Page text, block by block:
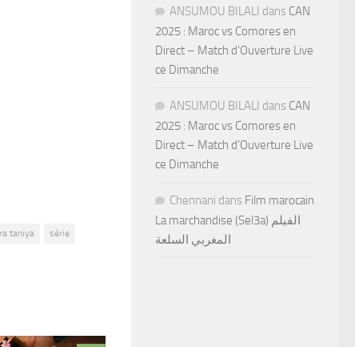
taniya
série
ANSUMOU BILALI dans CAN
2025 : Maroc vs Comores en
Direct – Match d’Ouverture Live
ce Dimanche
ANSUMOU BILALI dans CAN
2025 : Maroc vs Comores en
Direct – Match d’Ouverture Live
ce Dimanche
Chennani dans Film marocain
La marchandise (Sel3a) الفيلم
المغربي السلعة